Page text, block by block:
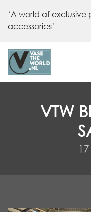
‘A world of
accessories’
VTW